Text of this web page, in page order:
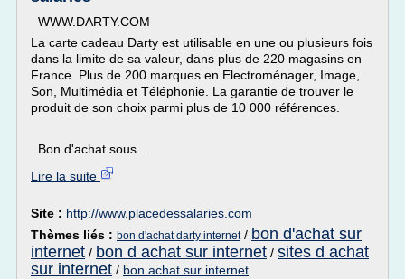
WWW.DARTY.COM
La carte cadeau Darty est utilisable en une ou plusieurs fois
dans la limite de sa valeur, dans plus de 220 magasins en
France. Plus de 200 marques en Electroménager, Image,
Son, Multimédia et Téléphonie. La garantie de trouver le
produit de son choix parmi plus de 10 000 références.
Bon d'achat sous...
Lire la suite
Site : http://www.placedessalaries.com
Thèmes liés : bon d'achat darty internet/ bon d'achat sur
internet / bon d achat sur internet / sites d achat
sur internet / bon achat sur internet